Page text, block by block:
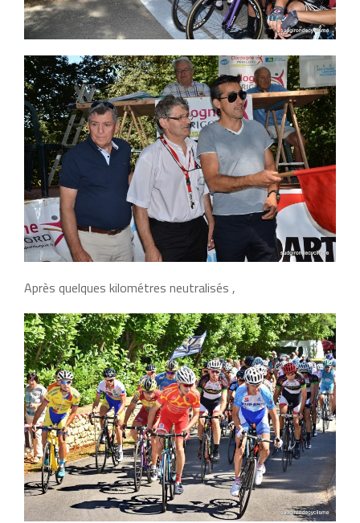
Après quelques kilométres neutralisés ,